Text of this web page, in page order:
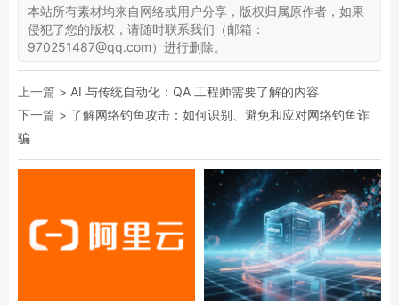
本站所有素材均来自网络或用户分享，版权归属原作者，如果
侵犯了您的版权，请随时联系我们（邮箱：
970251487@qq.com）进行删除。
上一篇 > AI 与传统自动化：QA 工程师需要了解的内容
下一篇 > 了解网络钓鱼攻击：如何识别、避免和应对网络钓鱼诈
骗